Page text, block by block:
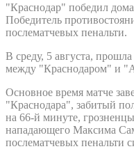
"Краснодар" победил
Победитель
послематчевых пенальти.
В среду, 5 августа, прошла
между "Краснодаром" и
Основное время матче
"Краснодара", забитый
на 66-й минуте,
нападающего Максима
послематчевых пенальти